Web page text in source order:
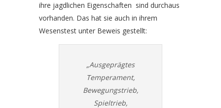
ihre jagdlichen Eigenschaften sind durchaus
vorhanden. Das hat sie auch in ihrem
Wesenstest unter Beweis gestellt:
„Ausgeprägtes
Temperament,
Bewegungstrieb,
Spieltrieb,